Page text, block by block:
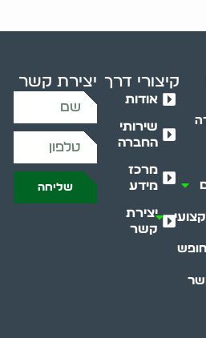
קיצורי דרך
אודות
שירותי
החברה
מרכז
מידע
יצירת
קשר
יצירת קשר
שליחה